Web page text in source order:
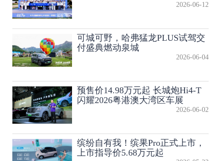
2026-06-12
可城可野，哈弗猛龙PLUS试驾交
付盛典燃动泉城
2026-06-04
预售价14.98万元起 长城炮Hi4-T
闪耀2026粤港澳大湾区车展
2026-06-02
缤纷自有我！缤果Pro正式上市，
上市指导价5.68万元起